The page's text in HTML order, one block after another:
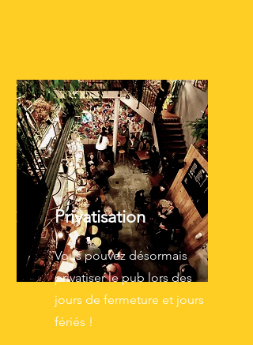
Privatisation
Vous pouvez désormais
privatiser le pub lors des
jours de fermeture et jours
fériés !